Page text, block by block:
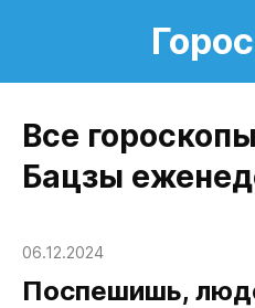
Все
Бацзы
06.12.2024
Поспешишь,